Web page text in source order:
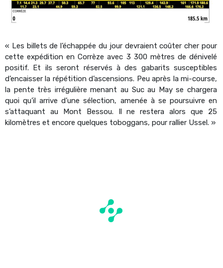
« Les billets de l’échappée du jour devraient coûter cher pour
cette expédition en Corrèze avec 3 300 mètres de dénivelé
positif. Et ils seront réservés à des gabarits susceptibles
d’encaisser la répétition d’ascensions. Peu après la mi-course,
la pente très irrégulière menant au Suc au May se chargera
quoi qu’il arrive d’une sélection, amenée à se poursuivre en
s’attaquant au Mont Bessou. Il ne restera alors que 25
kilomètres et encore quelques toboggans, pour rallier Ussel. »